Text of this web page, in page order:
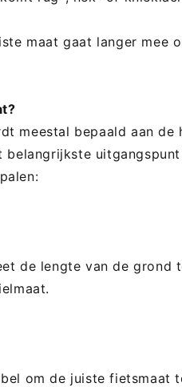
maat gaat langer mee
meestal bepaald aan de
de lengte van de
om de juiste